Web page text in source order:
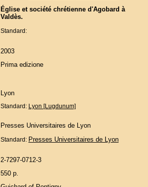
Église et société chrétienne d'Agobard à
Valdès.
Standard:
2003
Prima edizione
Lyon
Standard: Lyon [Lugdunum]
Presses Universitaires de Lyon
Standard: Presses Universitaires de Lyon
2-7297-0712-3
550 p.